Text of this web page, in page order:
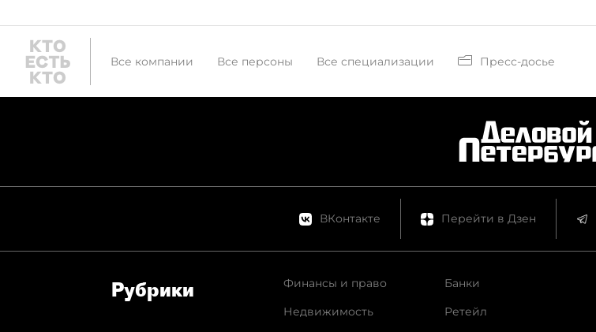
Все компании Все персоны Все специализации Пресс-досье
ВКонтакте Перейти в Дзен
Рубрики
Финансы и право
Недвижимость
Банки
Ретейл